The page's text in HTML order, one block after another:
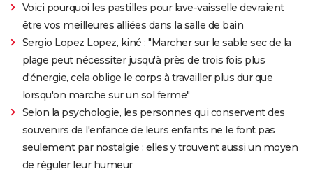
Voici pourquoi les pastilles pour lave-vaisselle devraient
être vos meilleures alliées dans la salle de bain
Sergio Lopez Lopez, kiné : "Marcher sur le sable sec de la
plage peut nécessiter jusqu'à près de trois fois plus
d'énergie, cela oblige le corps à travailler plus dur que
lorsqu'on marche sur un sol ferme"
Selon la psychologie, les personnes qui conservent des
souvenirs de l'enfance de leurs enfants ne le font pas
seulement par nostalgie : elles y trouvent aussi un moyen
de réguler leur humeur